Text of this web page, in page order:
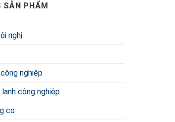
SẢN PHẨM
nghị
nghiệp
công nghiệp
co